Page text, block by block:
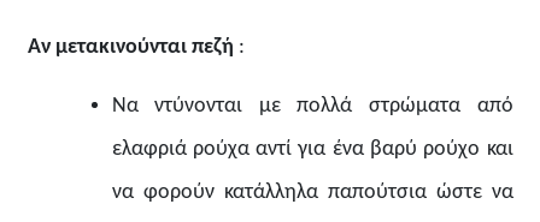
Αν μετακινούνται πεζή :
Να ντύνονται με πολλά στρώματα από
ελαφριά ρούχα αντί για ένα βαρύ ρούχο και
να φορούν κατάλληλα παπούτσια ώστε να